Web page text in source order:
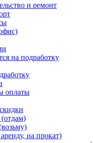
и ремонт
на подработку
оплаты
на прокат)